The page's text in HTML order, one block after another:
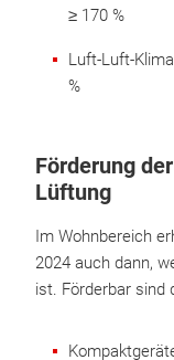
≥ 170 %
Luft-Luft-
%
Förderung
Lüftung
Im Wohnbereich
2024 auch dann,
ist. Förderbar sind